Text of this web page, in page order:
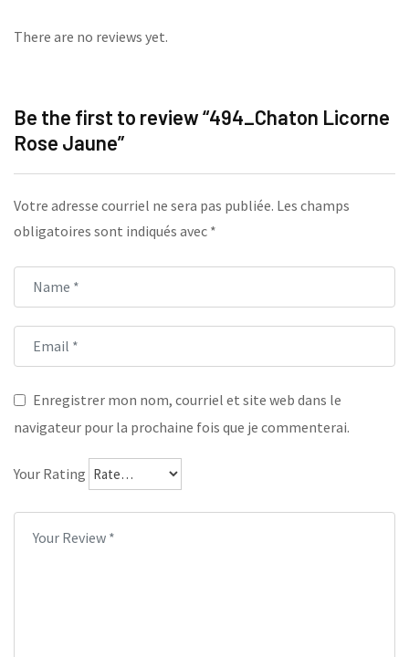
There are no reviews yet.
Be the first to review “494_Chaton Licorne
Rose Jaune”
Votre adresse courriel ne sera pas publiée. Les champs
obligatoires sont indiqués avec *
Enregistrer mon nom, courriel et site web dans le
navigateur pour la prochaine fois que je commenterai.
Your Rating